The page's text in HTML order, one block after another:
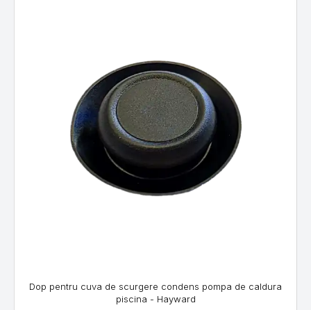
Dop pentru cuva de scurgere condens pompa de caldura
piscina - Hayward